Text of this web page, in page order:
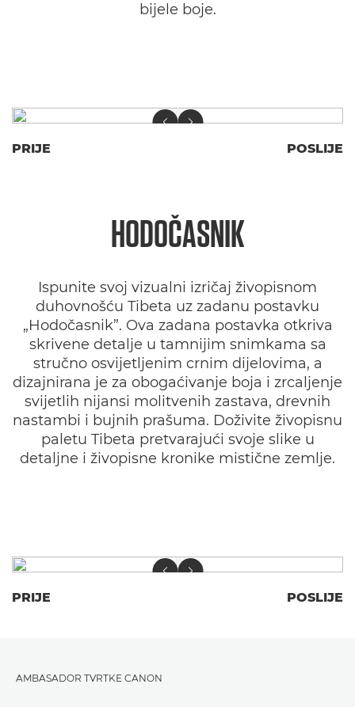
bijele boje.
PRIJE POSLIJE
HODOČASNIK
Ispunite svoj vizualni izričaj živopisnom
duhovnošću Tibeta uz zadanu postavku
„Hodočasnik”. Ova zadana postavka otkriva
skrivene detalje u tamnijim snimkama sa
stručno osvijetljenim crnim dijelovima, a
dizajnirana je za obogaćivanje boja i zrcaljenje
svijetlih nijansi molitvenih zastava, drevnih
nastambi i bujnih prašuma. Doživite živopisnu
paletu Tibeta pretvarajući svoje slike u
detaljne i živopisne kronike mistične zemlje.
PRIJE POSLIJE
AMBASADOR TVRTKE CANON